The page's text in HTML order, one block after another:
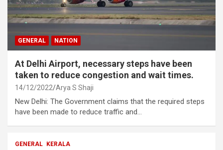
GENERAL NATION
At Delhi Airport, necessary steps have been
taken to reduce congestion and wait times.
14/12/2022 Arya S Shaji
New Delhi: The Government claims that the required steps
have been made to reduce traffic and…
GENERAL KERALA